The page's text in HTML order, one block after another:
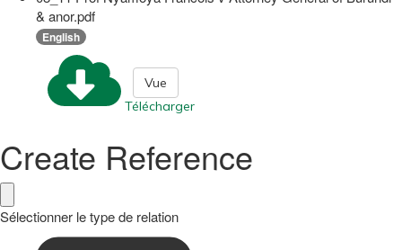
& anor.pdf
English
Télécharger
Vue
Create Reference
Sélectionner le type de relation